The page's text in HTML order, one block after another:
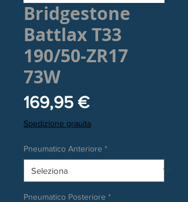
Bridgestone
Battlax T33
190/50-ZR17
73W
169,95 €Prezzo
Spedizione grauita
Pneumatico Anteriore *
Pneumatico Posteriore *